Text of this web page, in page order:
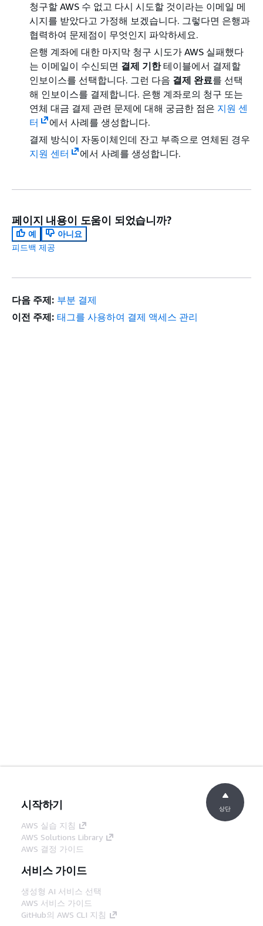
청구할 AWS 수 없고 다시 시도할 것이라는 이메일 메
시지를 받았다고 가정해 보겠습니다. 그렇다면 은행과
협력하여 문제점이 무엇인지 파악하세요.
은행 계좌에 대한 마지막 청구 시도가 AWS 실패했다
는 이메일이 수신되면 결제 기한테이블에서 결제할
인보이스를 선택합니다. 그런 다음 결제 완료를 선택
해 인보이스를 결제합니다. 은행 계좌로의 청구 또는
연체 대금 결제 관련 문제에 대해 궁금한 점은 지원 센
터
에서 사례를 생성합니다.
결제 방식이 자동이체인데 잔고 부족으로 연체된 경우
지원 센터
에서 사례를 생성합니다.
페이지 내용이 도움이 되었습니까?
예
아니요
피드백 제공
다음 주제: 부분 결제
이전 주제: 태그를 사용하여 결제 액세스 관리
시작하기
AWS 실습 지침
AWS Solutions Library
AWS 결정 가이드
서비스 가이드
생성형 AI 서비스 선택
AWS 서비스 가이드
GitHub의 AWS CLI 지침
상단